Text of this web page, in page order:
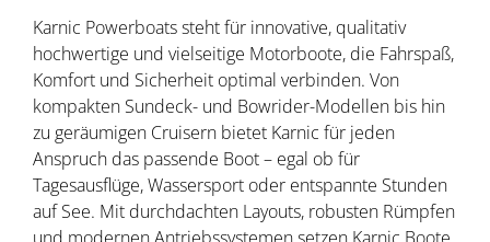
Karnic Powerboats steht für innovative, qualitativ
hochwertige und vielseitige Motorboote, die Fahrspaß,
Komfort und Sicherheit optimal verbinden. Von
kompakten Sundeck- und Bowrider-Modellen bis hin
zu geräumigen Cruisern bietet Karnic für jeden
Anspruch das passende Boot – egal ob für
Tagesausflüge, Wassersport oder entspannte Stunden
auf See. Mit durchdachten Layouts, robusten Rümpfen